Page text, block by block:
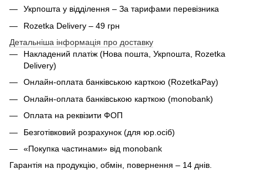
Укрпошта у відділення – За тарифами перевізника
Rozetka Delivery – 49 грн
Детальніша інформація про доставку
Накладений платіж (Нова пошта, Укрпошта, Rozetka
Delivery)
Онлайн-оплата банківською карткою (RozetkaPay)
Онлайн-оплата банківською карткою (monobank)
Оплата на реквізити ФОП
Безготівковий розрахунок (для юр.осіб)
«Покупка частинами» від monobank
Гарантія на продукцію, обмін, повернення – 14 днів.